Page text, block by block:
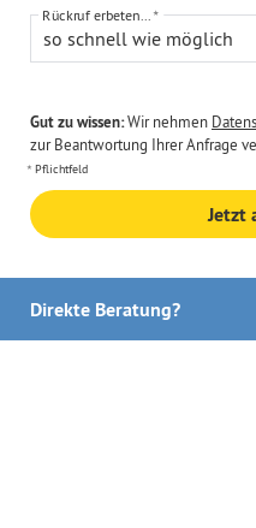
so schnell wie möglich
Rückruf erbeten...
Gut zu wissen:Wir nehmen
zur Beantwortung Ihrer Anfrage
Pflichtfeld
Jetzt
Direkte Beratung?